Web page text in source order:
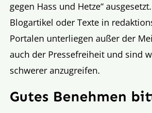
gegen Hass und Hetze“
Blogartikel oder Texte in
Portalen unterliegen außer der
auch der Pressefreiheit und sind
schwerer anzugreifen.
Gutes Benehmen